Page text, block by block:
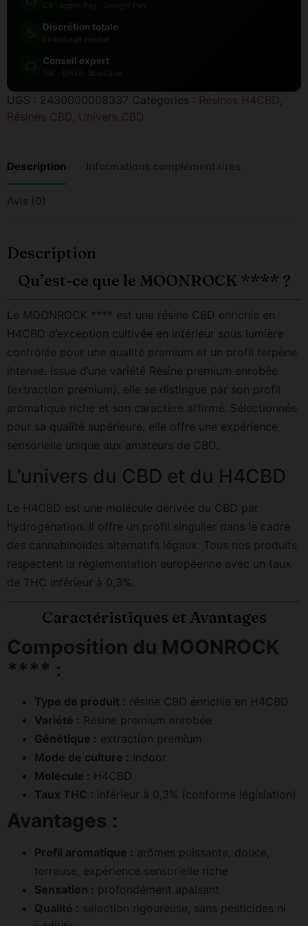
Discrétion totale
Conseil expert
UGS : 2430000008337 Catégories : Résines H4CBD,
Résines CBD, Univers CBD
Description
Description
Qu’est-ce que le MOONROCK **** ?
Le MOONROCK **** est une résine CBD enrichie en
H4CBD d’exception cultivée en intérieur sous lumière
contrôlée pour une qualité premium et un profil terpène
intense. Issue d’une variété Résine premium enrobée
(extraction premium), elle se distingue par son profil
aromatique riche et son caractère affirmé. Sélectionnée
pour sa qualité supérieure, elle offre une expérience
sensorielle unique aux amateurs de CBD.
L’univers du CBD et du H4CBD
Le H4CBD est une molécule dérivée du CBD par
hydrogénation. Il offre un profil singulier dans le cadre
des cannabinoïdes alternatifs légaux. Tous nos produits
respectent la réglementation européenne avec un taux
de THC inférieur à 0,3%.
Caractéristiques et Avantages
Composition du MOONROCK
**** :
Type de produit : résine CBD enrichie en H4CBD
Variété : Résine premium enrobée
Génétique : extraction premium
Mode de culture : Indoor
Molécule : H4CBD
Taux THC : inférieur à 0,3% (conforme législation)
Avantages :
Profil aromatique : arômes puissante, douce,
terreuse, expérience sensorielle riche
Sensation : profondément apaisant
Qualité : sélection rigoureuse, sans pesticides ni